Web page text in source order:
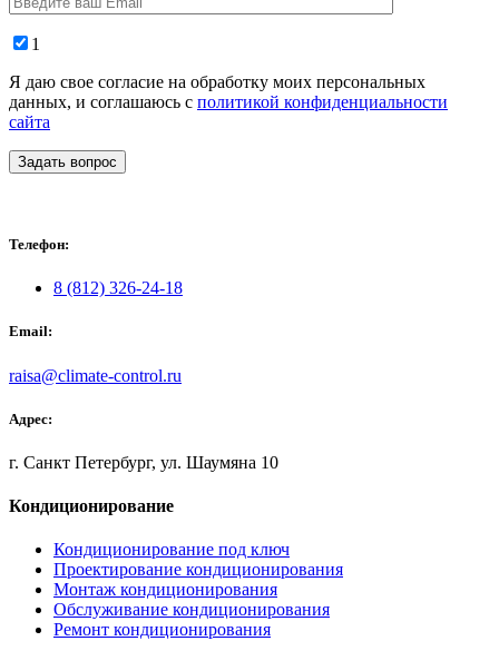
1
Я даю свое согласие на обработку моих персональных
данных, и соглашаюсь с политикой конфиденциальности
сайта
Задать вопрос
Телефон:
8 (812) 326-24-18
Email:
raisa@climate-control.ru
Адрес:
г. Санкт Петербург, ул. Шаумяна 10
Кондиционирование
Кондиционирование под ключ
Проектирование кондиционирования
Монтаж кондиционирования
Обслуживание кондиционирования
Ремонт кондиционирования